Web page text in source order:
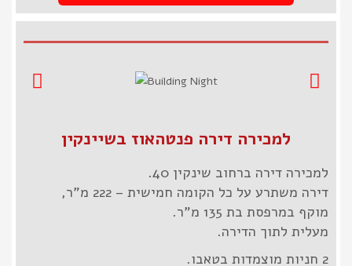
למכירה דירה פנטהאוז בשיינקין
למכירה דירה ברחוב שינקין 40.
דירה משתרע על כל הקומה חמישית – 222 מ"ר,
מוקף במרפסת בת 135 מ"ר.
מעלית לתוך הדירה.
2 חניות מוצמדות בטאבו.